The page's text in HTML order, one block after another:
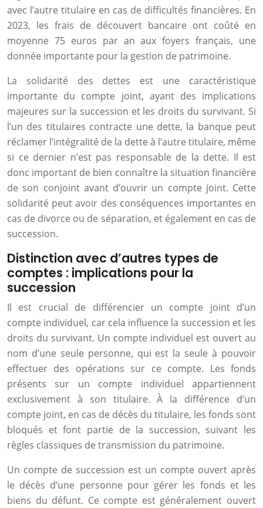
avec l’autre titulaire en cas de difficultés financières. En
2023, les frais de découvert bancaire ont coûté en
moyenne 75 euros par an aux foyers français, une
donnée importante pour la gestion de patrimoine.
La solidarité des dettes est une caractéristique
importante du compte joint, ayant des implications
majeures sur la succession et les droits du survivant. Si
l’un des titulaires contracte une dette, la banque peut
réclamer l’intégralité de la dette à l’autre titulaire, même
si ce dernier n’est pas responsable de la dette. Il est
donc important de bien connaître la situation financière
de son conjoint avant d’ouvrir un compte joint. Cette
solidarité peut avoir des conséquences importantes en
cas de divorce ou de séparation, et également en cas de
succession.
Distinction avec d’autres types de
comptes : implications pour la
succession
Il est crucial de différencier un compte joint d’un
compte individuel, car cela influence la succession et les
droits du survivant. Un compte individuel est ouvert au
nom d’une seule personne, qui est la seule à pouvoir
effectuer des opérations sur ce compte. Les fonds
présents sur un compte individuel appartiennent
exclusivement à son titulaire. À la différence d’un
compte joint, en cas de décès du titulaire, les fonds sont
bloqués et font partie de la succession, suivant les
règles classiques de transmission du patrimoine.
Un compte de succession est un compte ouvert après
le décès d’une personne pour gérer les fonds et les
biens du défunt. Ce compte est généralement ouvert